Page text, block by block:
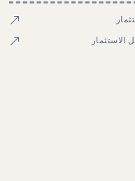
الاستثمار